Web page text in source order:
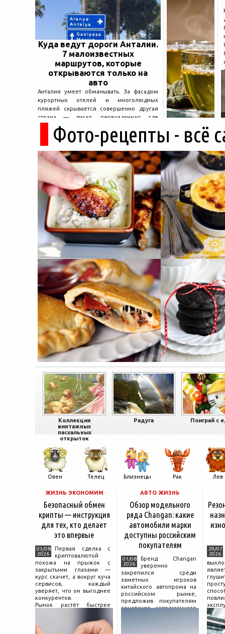
Куда ведут дороги Анталии.
7 малоизвестных
маршрутов, которые
открываются только на
авто
Анталия умеет обманывать. За фасадом
курортных отелей и многолюдных
пляжей скрывается совершенно другая
страна — дикая, первозданная, где
древние руины дремлют в тени кедров, а
горные дороги ведут к местам, о которых
не расскажет ни один автобусный гид....
Фото-рецепты - всё
Коллекция
винтажных
пасхальных
открыток
Радуга Поиграй с
Овен Телец Близнецы Рак Лев
ЖИЗНЬ ЭКОНОМИМ
Безопасный обмен
крипты — инструкция
для тех, кто делает
это впервые
03/08
2026
Первая сделка с
криптовалютой
похожа на прыжок с
закрытыми глазами —
курс скачет, а вокруг куча
сервисов, каждый
уверяет, что он выгоднее
конкурентов.
Рынок растёт быстрее
поведения на нём.
Петербургские
АВТО ЖИЗНЬ
Обзор модельного
ряда Changan: какие
автомобили марки
доступны российским
покупателям
01/08
2026
Бренд Changan
уверенно
закрепился среди
заметных игроков
китайского автопрома на
российском рынке,
предложив покупателям
сочетание современного
29/07
2026
и